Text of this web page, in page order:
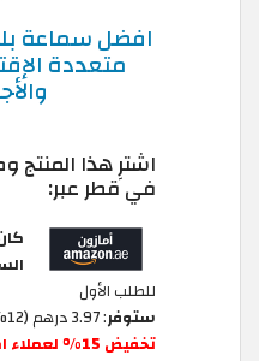
افضل سماعة
متعددة
اشترِ هذا المنتج
في قطر عبر:
للطلب الأول
ستوفر: 3.97 درهم (12%)
تخفيض 15% لعملاء امازون الجدد